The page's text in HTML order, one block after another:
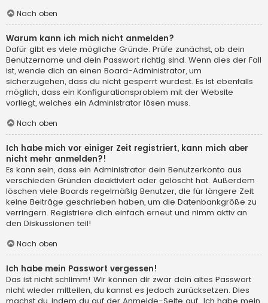
Nach oben
Warum kann ich mich nicht anmelden?
Dafür gibt es viele mögliche Gründe. Prüfe zunächst, ob dein
Benutzername und dein Passwort richtig sind. Wenn dies der Fall
ist, wende dich an einen Board-Administrator, um
sicherzugehen, dass du nicht gesperrt wurdest. Es ist ebenfalls
möglich, dass ein Konfigurationsproblem mit der Website
vorliegt, welches ein Administrator lösen muss.
Nach oben
Ich habe mich vor einiger Zeit registriert, kann mich aber
nicht mehr anmelden?!
Es kann sein, dass ein Administrator dein Benutzerkonto aus
verschieden Gründen deaktiviert oder gelöscht hat. Außerdem
löschen viele Boards regelmäßig Benutzer, die für längere Zeit
keine Beiträge geschrieben haben, um die Datenbankgröße zu
verringern. Registriere dich einfach erneut und nimm aktiv an
den Diskussionen teil!
Nach oben
Ich habe mein Passwort vergessen!
Das ist nicht schlimm! Wir können dir zwar dein altes Passwort
nicht wieder mitteilen, du kannst es jedoch zurücksetzen. Dies